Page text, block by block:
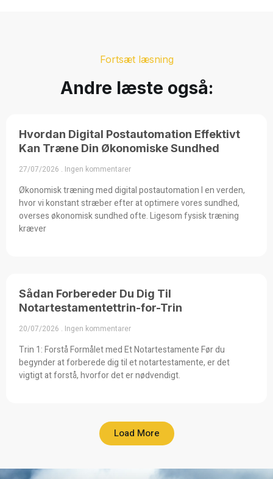
Fortsæt læsning
Andre læste også:
Hvordan Digital Postautomation Effektivt
Kan Træne Din Økonomiske Sundhed
27/07/2026 Ingen kommentarer
Økonomisk træning med digital postautomation I en verden,
hvor vi konstant stræber efter at optimere vores sundhed,
overses økonomisk sundhed ofte. Ligesom fysisk træning
kræver
Sådan Forbereder Du Dig Til
Notartestamentettrin-for-Trin
20/07/2026 Ingen kommentarer
Trin 1: Forstå Formålet med Et Notartestamente Før du
begynder at forberede dig til et notartestamente, er det
vigtigt at forstå, hvorfor det er nødvendigt.
Load More